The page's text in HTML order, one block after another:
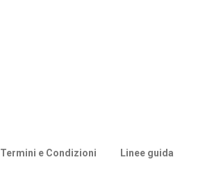
Termini e Condizioni Linee guida